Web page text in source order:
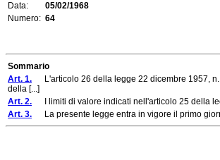
Data:
05/02/1968
Numero: 64
Sommario
Art. 1. L'articolo 26 della legge 22 dicembre 1957, n.
della [...]
Art. 2. I limiti di valore indicati nell'articolo 25 della
Art. 3. La presente legge entra in vigore il primo